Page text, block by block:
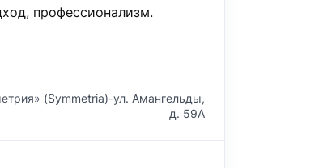
профессионализм.
(Symmetria)-ул. Амангельды,
д. 59А